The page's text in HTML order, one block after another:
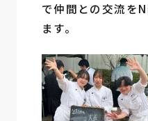
で仲間との交流を
ます。